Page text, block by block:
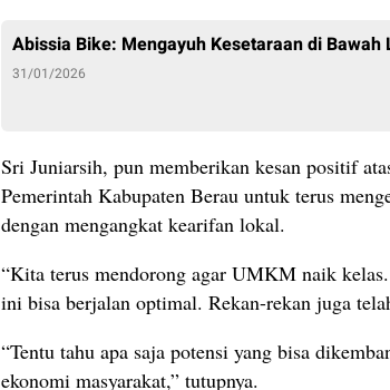
Abissia Bike: Mengayuh Kesetaraan di Bawah
31/01/2026
Sri Juniarsih, pun memberikan kesan positif
Pemerintah Kabupaten Berau untuk terus
dengan mengangkat kearifan lokal.
“Kita terus mendorong agar UMKM naik
ini bisa berjalan optimal. Rekan-rekan juga
“Tentu tahu apa saja potensi yang bisa
ekonomi masyarakat,” tutupnya.